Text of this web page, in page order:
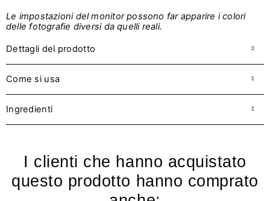
Le impostazioni del monitor possono far apparire i colori
delle fotografie diversi da quelli reali.
Dettagli del prodotto
Come si usa
Ingredienti
I clienti che hanno acquistato
questo prodotto hanno comprato